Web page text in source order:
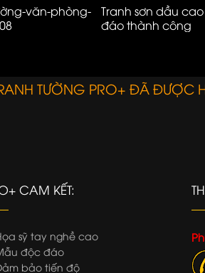
văn-phòng-
Tranh sơn dầu
đáo thành công
TƯỜNG PRO+ ĐÃ ĐƯỢC
CAM KẾT:
sỹ tay nghề cao
độc đáo
bảo tiến độ